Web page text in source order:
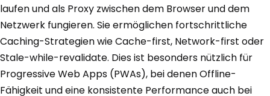
laufen und als Proxy zwischen dem Browser und dem
Netzwerk fungieren. Sie ermöglichen fortschrittliche
Caching-Strategien wie Cache-first, Network-first oder
Stale-while-revalidate. Dies ist besonders nützlich für
Progressive Web Apps (PWAs), bei denen Offline-
Fähigkeit und eine konsistente Performance auch bei